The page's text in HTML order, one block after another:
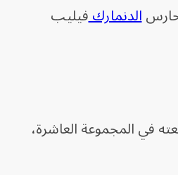
الدنماركفيليب
2026، علماً أن القرعة أوقعته في المجموعة العاشرة،